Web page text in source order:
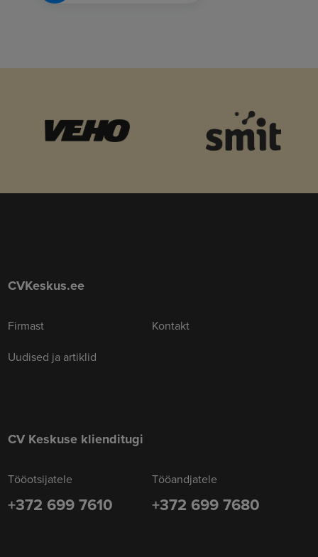
CVKeskus.ee
Firmast
Uudised ja artiklid
Kontakt
CV Keskuse klienditugi
Tööotsijatele
+372 699 7610
Tööandjatele
+372 699 7680